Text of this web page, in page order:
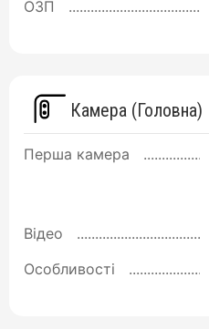
ОЗП
Камера (Головна)
Перша камера
Відео
Особливості